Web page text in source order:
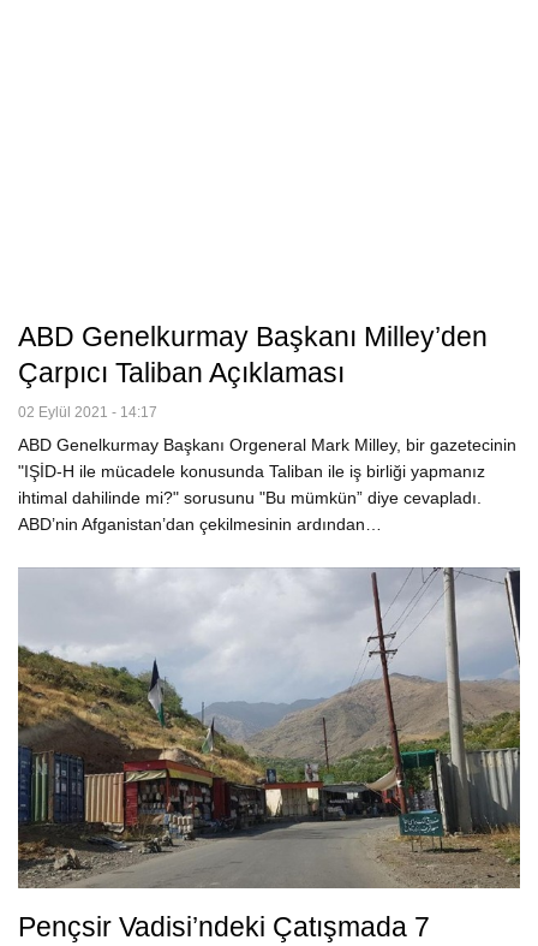
ABD Genelkurmay Başkanı Milley’den
Çarpıcı Taliban Açıklaması
02 Eylül 2021 - 14:17
ABD Genelkurmay Başkanı Orgeneral Mark Milley, bir gazetecinin
"IŞİD-H ile mücadele konusunda Taliban ile iş birliği yapmanız
ihtimal dahilinde mi?" sorusunu "Bu mümkün” diye cevapladı.
ABD’nin Afganistan’dan çekilmesinin ardından…
Pençsir Vadisi’ndeki Çatışmada 7